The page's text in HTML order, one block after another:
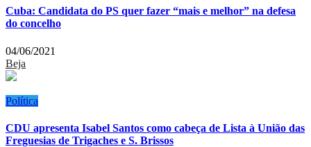
Cuba: Candidata do PS quer fazer “mais e melhor” na defesa
do concelho
04/06/2021
Beja
Política
CDU apresenta Isabel Santos como cabeça de Lista à União das
Freguesias de Trigaches e S. Brissos